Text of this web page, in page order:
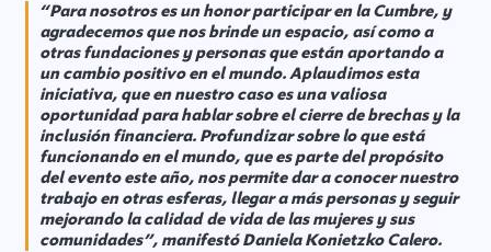
“Para nosotros es un honor participar en la Cumbre, y
agradecemos que nos brinde un espacio, así como a
otras fundaciones y personas que están aportando a
un cambio positivo en el mundo. Aplaudimos esta
iniciativa, que en nuestro caso es una valiosa
oportunidad para hablar sobre el cierre de brechas y la
inclusión financiera. Profundizar sobre lo que está
funcionando en el mundo, que es parte del propósito
del evento este año, nos permite dar a conocer nuestro
trabajo en otras esferas, llegar a más personas y seguir
mejorando la calidad de vida de las mujeres y sus
comunidades”, manifestó Daniela Konietzko Calero.